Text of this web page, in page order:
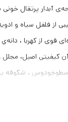
آبدار پرتقال
از فلفل سیاه و
از کهربا ،
کیفیتی اصیل،
، شکوفه